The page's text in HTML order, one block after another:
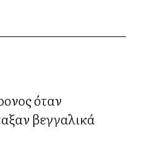
όταν
βεγγαλικά